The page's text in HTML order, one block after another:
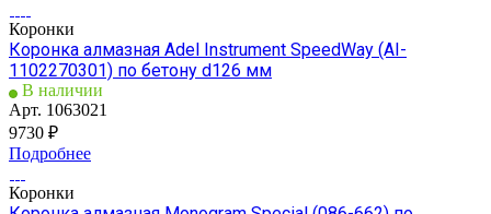
Коронки
Коронка алмазная Adel Instrument SpeedWay (AI-
1102270301) по бетону d126 мм
В наличии
Арт. 1063021
9730 ₽
Подробнее
Коронки